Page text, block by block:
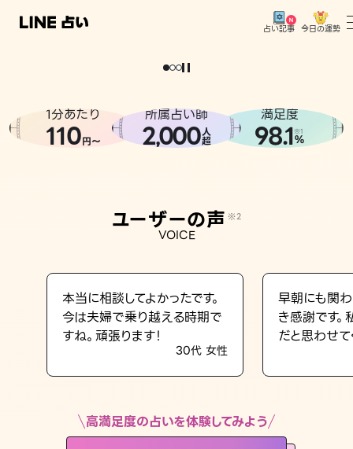
占い記事 今日の運勢
相談事例
LINE占いを開く
※LINEアプリ内のサービスページへ遷移します
どうせなら
。
1分あたり
110円〜
所属占い師
2,000人
超
満足度
98.1※1
%
ユーザーの声 ※2
VOICE
本当に相談してよかったです。
今は夫婦で乗り越える時期で
すね。頑張ります！
30代 女性
早朝にも関
き感謝です
だと思わせて
高満足度の占いを体験してみよう